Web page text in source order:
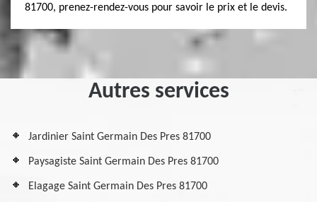
81700, prenez-rendez-vous pour savoir le prix et le devis.
Autres services
Jardinier Saint Germain Des Pres 81700
Paysagiste Saint Germain Des Pres 81700
Elagage Saint Germain Des Pres 81700